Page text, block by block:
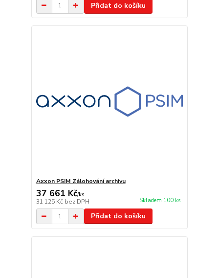
Přidat do košíku
Axxon PSIM Zálohování archivu
37 661 Kč/ks
31 125 Kč bez DPH Skladem 100 ks
Přidat do košíku